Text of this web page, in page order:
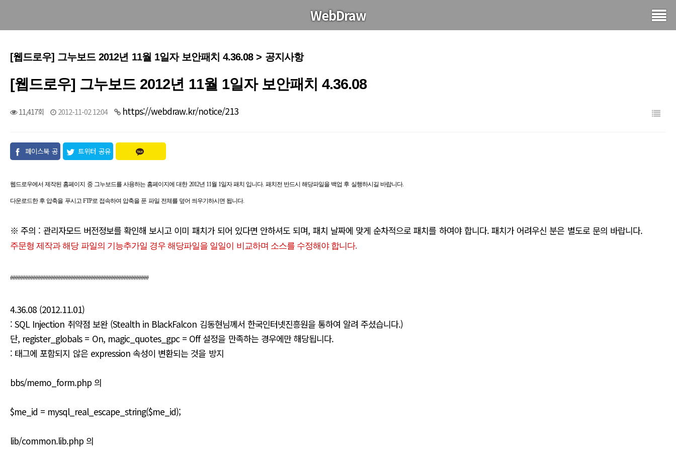
WebDraw
[웹드로우] 그누보드 2012년 11월 1일자 보안패치 4.36.08 > 공지사항
[웹드로우] 그누보드 2012년 11월 1일자 보안패치 4.36.08
11,417회 2012-11-02 12:04 https://webdraw.kr/notice/213
페이스북 공
트위터 공유
웹드로우에서 제작된 홈페이지 중 그누보드를 사용하는 홈페이지에 대한 2012년 11월 1일자 패치 입니다. 패치전 반드시 해당파일을 백업 후 실행하시길 바랍니다.
다운로드한 후 압축을 푸시고 FTP로 접속하여 압축을 푼 파일 전체를 덮어 씌우기하시면 됩니다.
※ 주의 : 관리자모드 버전정보를 확인해 보시고 이미 패치가 되어 있다면 안하셔도 되며, 패치 날짜에 맞게 순차적으로 패치를 하여야 합니다. 패치가 어려우신 분은 별도로 문의 바랍니다.
주문형 제작과 해당 파일의 기능추가일 경우 해당파일을 일일이 비교하며 소스를 수정해야 합니다.
#######################################################
4.36.08 (2012.11.01)
: SQL Injection 취약점 보완 (Stealth in BlackFalcon 김동현님께서 한국인터넷진흥원을 통하여 알려 주셨습니다.)
단, register_globals = On, magic_quotes_gpc = Off 설정을 만족하는 경우에만 해당됩니다.
: 태그에 포함되지 않은 expression 속성이 변환되는 것을 방지
bbs/memo_form.php 의
$me_id = mysql_real_escape_string($me_id);
lib/common.lib.php 의